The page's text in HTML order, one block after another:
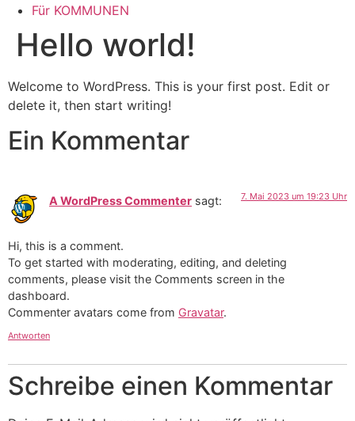
Für KOMMUNEN
Hello world!
Welcome to WordPress. This is your first post. Edit or
delete it, then start writing!
Ein Kommentar
A WordPress Commenter sagt: 7. Mai 2023 um 19:23 Uhr
Hi, this is a comment.
To get started with moderating, editing, and deleting
comments, please visit the Comments screen in the
dashboard.
Commenter avatars come from Gravatar.
Antworten
Schreibe einen Kommentar